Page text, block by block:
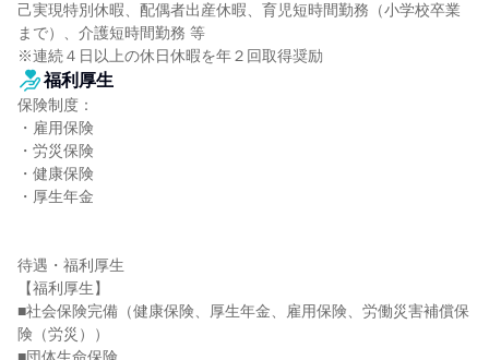
己実現特別休暇、配偶者出産休暇、育児短時間勤務（小学校卒業
まで）、介護短時間勤務 等
※連続４日以上の休日休暇を年２回取得奨励
福利厚生
保険制度：
・雇用保険
・労災保険
・健康保険
・厚生年金
待遇・福利厚生
【福利厚生】
■社会保険完備（健康保険、厚生年金、雇用保険、労働災害補償保
険（労災））